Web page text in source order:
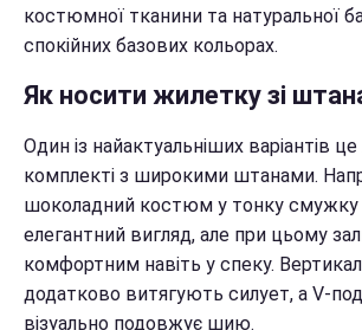
костюмної тканини та натуральної
спокійних базових кольорах.
Як носити жилетку зі
Один із найактуальніших варіантів
комплекті з широкими штанами.
шоколадний костюм у тонку
елегантний вигляд, але при цьому
комфортним навіть у спеку.
додатково витягують силует, а V-
візуально подовжує шию.